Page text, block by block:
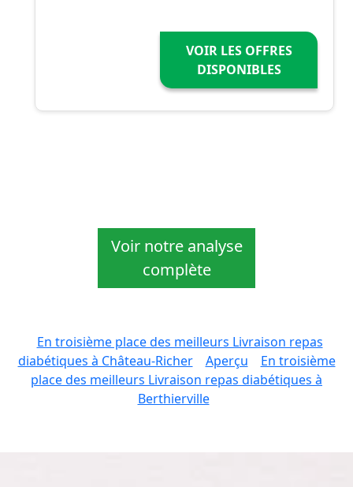
VOIR LES OFFRES
DISPONIBLES
Voir notre analyse
complète
En troisième place des meilleurs Livraison repas
diabétiques à Château-Richer
Aperçu
En troisième
place des meilleurs Livraison repas diabétiques à
Berthierville